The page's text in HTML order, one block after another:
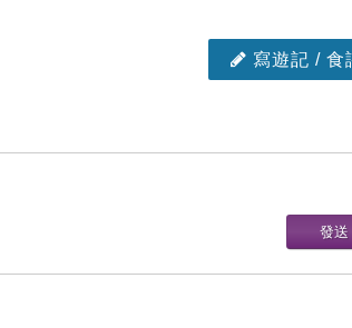
寫遊記 / 食